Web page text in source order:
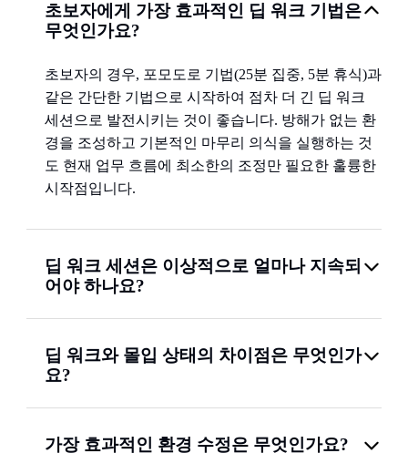
초보자에게 가장 효과적인 딥 워크 기법은
무엇인가요?
초보자의 경우, 포모도로 기법(25분 집중, 5분 휴식)과
같은 간단한 기법으로 시작하여 점차 더 긴 딥 워크
세션으로 발전시키는 것이 좋습니다. 방해가 없는 환
경을 조성하고 기본적인 마무리 의식을 실행하는 것
도 현재 업무 흐름에 최소한의 조정만 필요한 훌륭한
시작점입니다.
딥 워크 세션은 이상적으로 얼마나 지속되
어야 하나요?
딥 워크와 몰입 상태의 차이점은 무엇인가
요?
가장 효과적인 환경 수정은 무엇인가요?